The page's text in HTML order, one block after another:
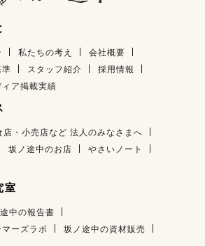
私たちの考え
会社概要
スタッフ紹介
採用情報
ア掲載実績
店・小売店など 法人のみなさまへ
坂ノ途中のお店
やさいノート
室
中の報告書
ーズラボ
坂ノ途中の資材販売